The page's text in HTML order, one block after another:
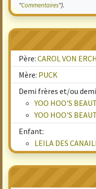
"Commentaires").
Père: CAROL VON
Mère: PUCK
Demi frères et/ou
YOO HOO'S
YOO HOO'S
Enfant:
LEILA DES